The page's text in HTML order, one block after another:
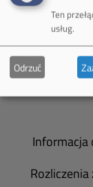
Informacja
Ten
usług.
Odrzuć